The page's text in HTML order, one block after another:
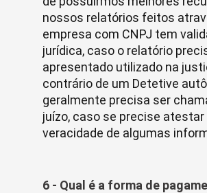
nossos relatórios feitos
empresa com CNPJ tem
jurídica, caso o relatório
apresentado utilizado na
contrário de um Detetive
geralmente precisa ser
juízo, caso se precise atestar
veracidade de algumas
6 - Qual é a forma de